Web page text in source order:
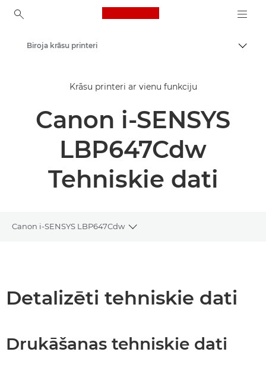
Canon Logo, back to
Risinājumi un pakalpojumi
Produkti uzņēmumiem
Printeri ar vienu funkciju
Biroja krāsu printeri
Krāsu printeri ar vienu funkciju
Canon i-SENSYS
LBP647Cdw
Tehniskie dati
Canon i-SENSYS LBP647Cdw
Toggle breadcrumbs
Detalizēti tehniskie dati
Drukāšanas tehniskie dati